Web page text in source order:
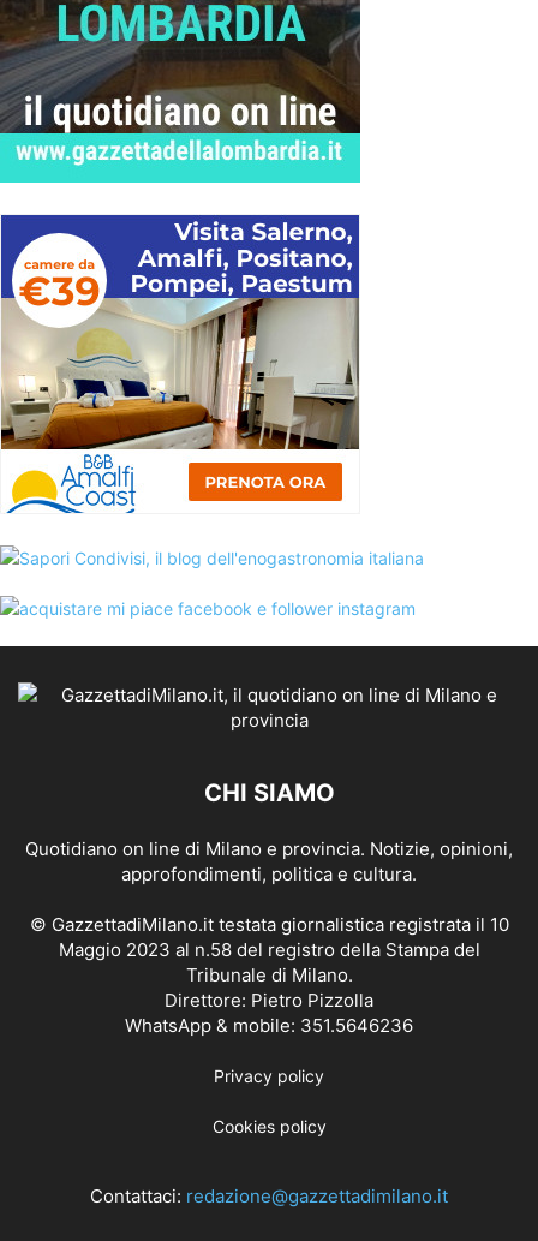
CHI SIAMO
Quotidiano on line di Milano e provincia. Notizie, opinioni,
approfondimenti, politica e cultura.
© GazzettadiMilano.it testata giornalistica registrata il 10
Maggio 2023 al n.58 del registro della Stampa del
Tribunale di Milano.
Direttore: Pietro Pizzolla
WhatsApp & mobile: 351.5646236
Privacy policy
Cookies policy
Contattaci: redazione@gazzettadimilano.it